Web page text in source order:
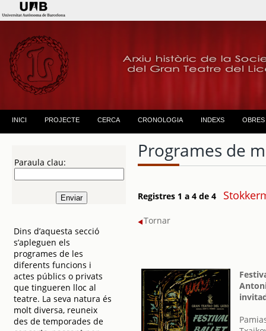
INICI PROJECTE CERCA CRONOLOGIA INDEXS OBRES
Paraula clau:
Dins d’aquesta secció
s’apleguen els
programes de les
diferents funcions i
actes públics o privats
que tingueren lloc al
teatre. La seva natura és
molt diversa, reuneix
des de temporades de
Programes de
Registres 1 a 4 de 4
Tornar